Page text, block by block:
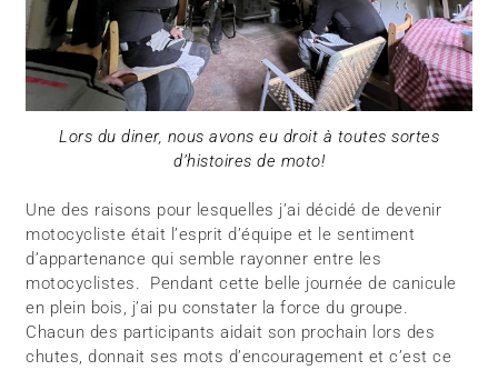
Lors du diner, nous avons eu droit à toutes sortes
d’histoires de moto!
Une des raisons pour lesquelles j’ai décidé de devenir
motocycliste était l’esprit d’équipe et le sentiment
d’appartenance qui semble rayonner entre les
motocyclistes. Pendant cette belle journée de canicule
en plein bois, j’ai pu constater la force du groupe.
Chacun des participants aidait son prochain lors des
chutes, donnait ses mots d’encouragement et c’est ce